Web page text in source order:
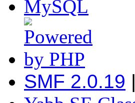
SMF 2.0.19 |